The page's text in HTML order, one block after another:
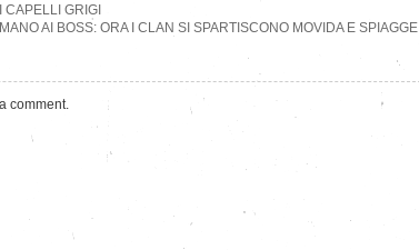
CAPELLI GRIGI
AI BOSS: ORA I CLAN SI SPARTISCONO MOVIDA E SPIAGGE
comment.